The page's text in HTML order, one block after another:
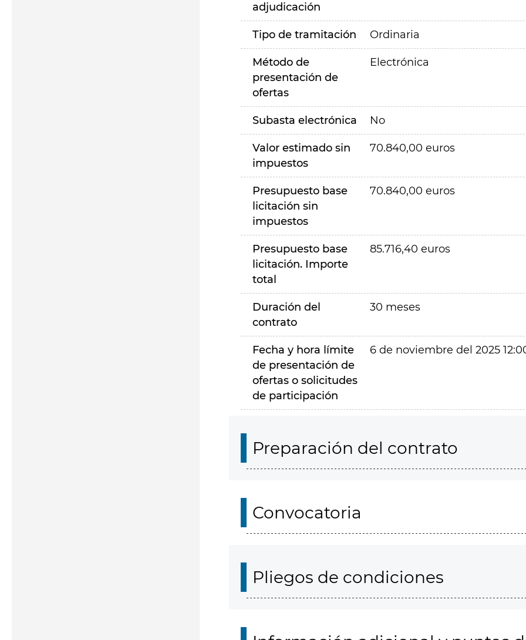
adjudicación
Tipo de tramitación Ordinaria
Método de
presentación de
ofertas
Electrónica
Subasta electrónica No
Valor estimado sin
impuestos
70.840,00 euros
Presupuesto base
licitación sin
impuestos
70.840,00 euros
Presupuesto base
licitación. Importe
total
85.716,40 euros
Duración del
contrato
30 meses
Fecha y hora límite
de presentación de
ofertas o solicitudes
de participación
6 de noviembre del 2025
Preparación del contrato
Convocatoria
Pliegos de condiciones